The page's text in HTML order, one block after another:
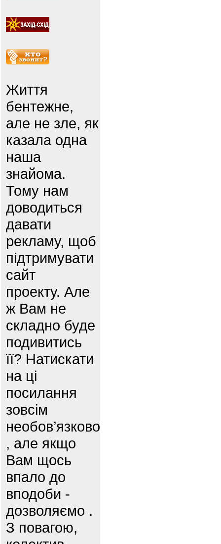
Життя
бентежне,
але не зле, як
казала одна
наша
знайома.
Тому нам
доводиться
давати
рекламу, щоб
підтримувати
сайт
проекту. Але
ж Вам не
складно буде
подивитись
її? Натискати
на ці
посилання
зовсім
необов’язково
, але якщо
Вам щось
впало до
вподоби -
дозволяємо .
З повагою,